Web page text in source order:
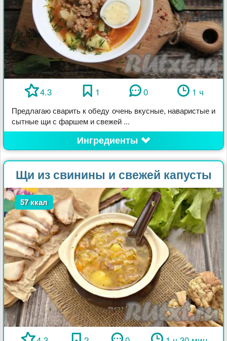
4.3 1 0 1 ч
Предлагаю сварить к обеду очень вкусные, наваристые и
сытные щи с фаршем и свежей ...
Ингредиенты
Щи из свинины и свежей капусты
57 ккал